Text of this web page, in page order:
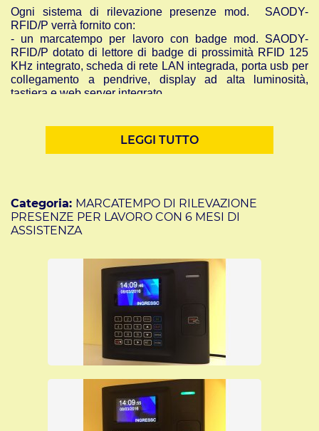
Ogni sistema di rilevazione presenze mod. SAODY-
RFID/P verrà fornito con:
- un marcatempo per lavoro con badge mod. SAODY-
RFID/P dotato di lettore di badge di prossimità RFID 125
KHz integrato, scheda di rete LAN integrada, porta usb per
collegamento a pendrive, display ad alta luminosità,
tastiera e web server integrato
consente la gestione del personale, l’inserimento di
schede utenti, l’inserimento del numero della tessera RFID
esempio le ore lavorate o gli orari di ingresso o uscita.
- n° 82 tessere di prossimità già preprogrammate nel
marcatempo
-l’assistenza telefonica o in teleassistenza per
Per effettuare lo scarico delle timbrature dal marcatempo al
personal computer, SAODY-RFID/P è dotato di una porta
Ethernet e di una porta USB per scaricare i dati con una
I dipendenti possono registrare le entrate e le uscite
avvicinando la tessera al terminale o utilizzando una
password loro riservata.
La nostra offerta comprende l’assistenza telefonica o
in teleassistenza per l’installazione da remoto di nostri
.
LEGGI TUTTO
Categoria: MARCATEMPO DI RILEVAZIONE
PRESENZE PER LAVORO CON 6 MESI DI
ASSISTENZA